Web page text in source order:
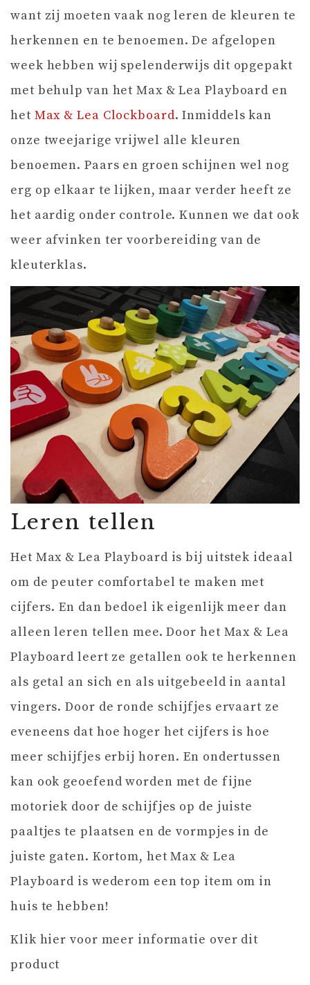
want zij moeten vaak nog leren de kleuren te
herkennen en te benoemen. De afgelopen
week hebben wij spelenderwijs dit opgepakt
met behulp van het Max & Lea Playboard en
het Max & Lea Clockboard. Inmiddels kan
onze tweejarige vrijwel alle kleuren
benoemen. Paars en groen schijnen wel nog
erg op elkaar te lijken, maar verder heeft ze
het aardig onder controle. Kunnen we dat ook
weer afvinken ter voorbereiding van de
kleuterklas.
Leren tellen
Het Max & Lea Playboard is bij uitstek ideaal
om de peuter comfortabel te maken met
cijfers. En dan bedoel ik eigenlijk meer dan
alleen leren tellen mee. Door het Max & Lea
Playboard leert ze getallen ook te herkennen
als getal an sich en als uitgebeeld in aantal
vingers. Door de ronde schijfjes ervaart ze
eveneens dat hoe hoger het cijfers is hoe
meer schijfjes erbij horen. En ondertussen
kan ook geoefend worden met de fijne
motoriek door de schijfjes op de juiste
paaltjes te plaatsen en de vormpjes in de
juiste gaten. Kortom, het Max & Lea
Playboard is wederom een top item om in
huis te hebben!
Klik hier voor meer informatie over dit
product